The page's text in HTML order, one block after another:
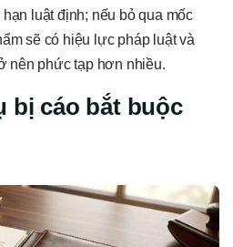
luật định; nếu bỏ qua mốc
sẽ có hiệu lực pháp luật và
nên phức tạp hơn nhiều.
bị cáo bắt buộc